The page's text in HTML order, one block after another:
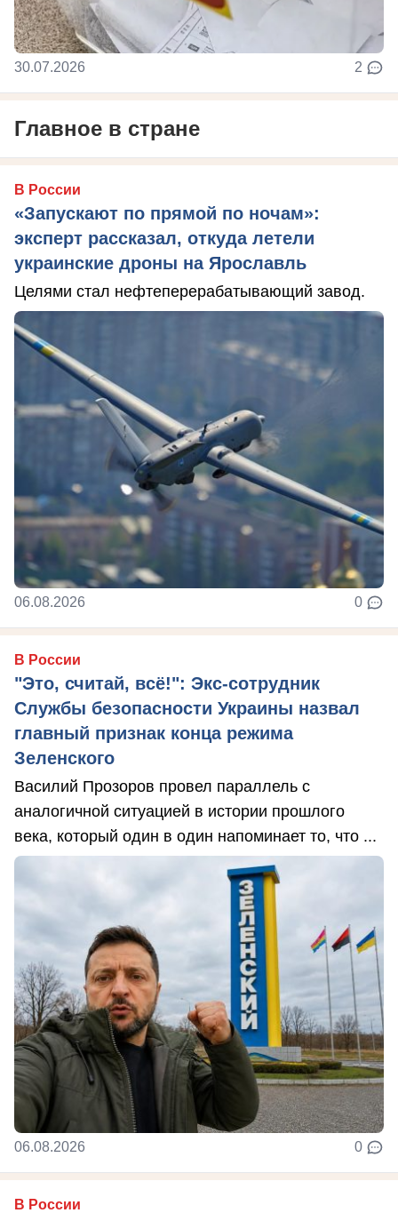
30.07.2026 2
Главное в стране
В России
«Запускают по прямой по ночам»:
эксперт рассказал, откуда летели
украинские дроны на Ярославль
Целями стал нефтеперерабатывающий завод.
06.08.2026 0
В России
"Это, считай, всё!": Экс-сотрудник
Службы безопасности Украины назвал
главный признак конца режима
Зеленского
Василий Прозоров провел параллель с
аналогичной ситуацией в истории прошлого
века, который один в один напоминает то, что ...
06.08.2026 0
В России